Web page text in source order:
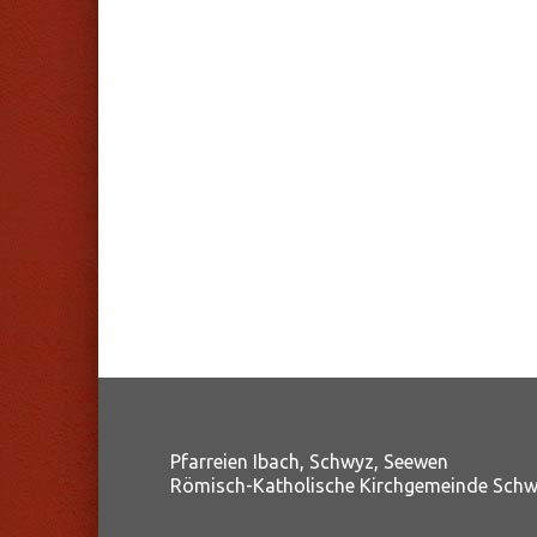
Pfarreien Ibach, Schwyz, Seewen
Römisch-Katholische Kirchgemeinde